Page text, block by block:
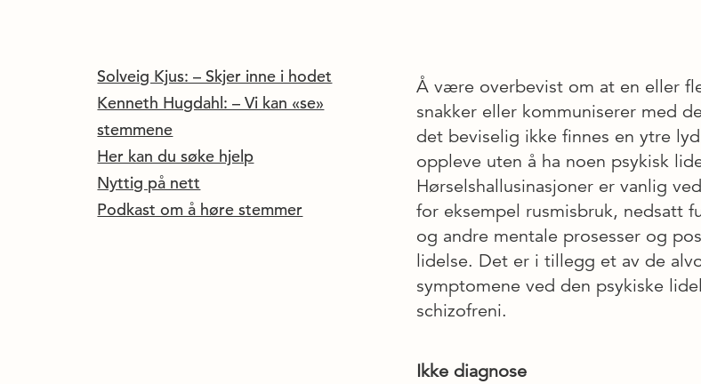
Solveig Kjus: – Skjer inne i hodet
Kenneth Hugdahl: – Vi kan «se»
stemmene
Her kan du søke hjelp
Nyttig på nett
Podkast om å høre stemmer
Å være overbevist om at en eller
snakker eller kommuniserer med
det beviselig ikke finnes en ytre
oppleve uten å ha noen psykisk
Hørselshallusinasjoner er vanlig
for eksempel rusmisbruk, nedsatt
og andre mentale prosesser og
lidelse. Det er i tillegg et av de
symptomene ved den psykiske
schizofreni.
Ikke diagnose